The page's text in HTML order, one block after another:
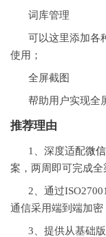
词库管理
可以这里添加各
使用；
全屏截图
帮助用户实现全
推荐理由
1、深度适配微信
案，两周即可完成
2、通过
通信采用端到端加
3、提供从基础